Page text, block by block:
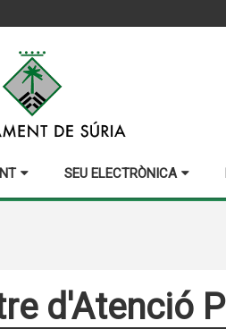
SEU ELECTRÒNICA
d'Atenció